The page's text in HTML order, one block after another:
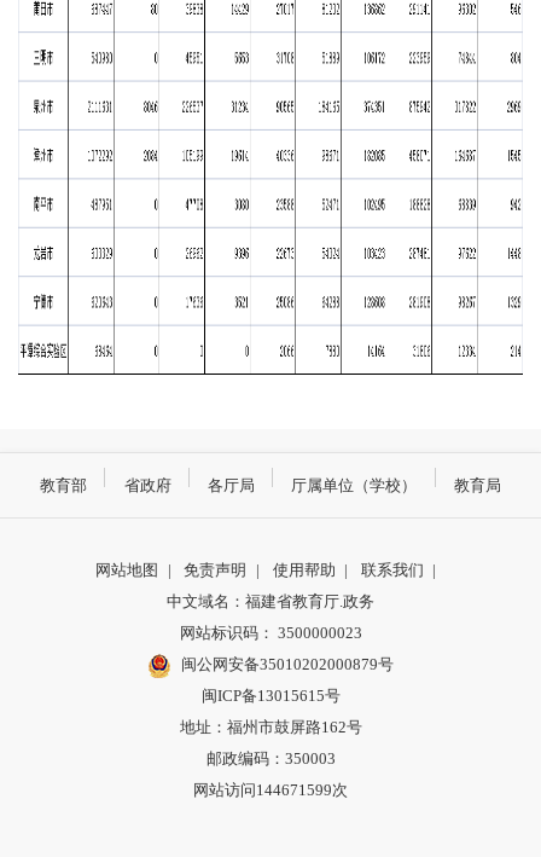
教育部 省政府 各厅局 厅属单位（学校） 教育局
网站地图 | 免责声明 | 使用帮助 | 联系我们 |
中文域名：福建省教育厅.政务
网站标识码： 3500000023
闽公网安备35010202000879号
闽ICP备13015615号
地址：福州市鼓屏路162号
邮政编码：350003
网站访问144671599次